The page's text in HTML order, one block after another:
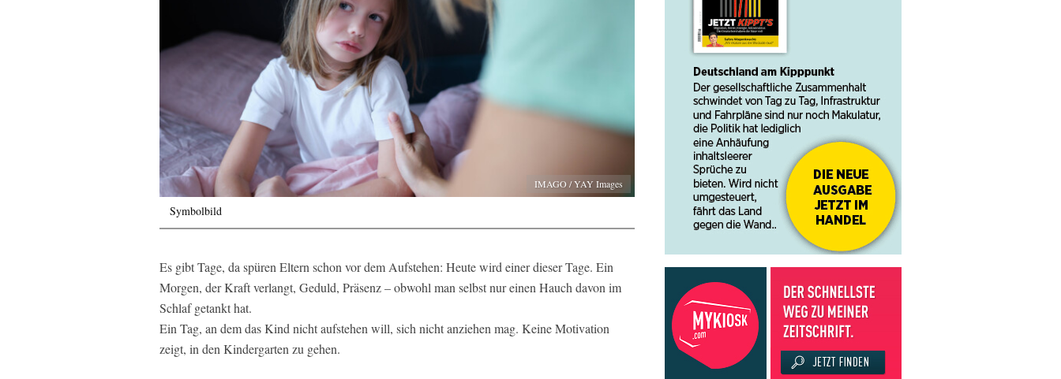
IMAGO / YAY Images
Symbolbild
Es gibt Tage, da spüren Eltern schon vor dem Aufstehen: Heute wird einer dieser Tage. Ein
Morgen, der Kraft verlangt, Geduld, Präsenz – obwohl man selbst nur einen Hauch davon im
Schlaf getankt hat.
Ein Tag, an dem das Kind nicht aufstehen will, sich nicht anziehen mag. Keine Motivation
zeigt, in den Kindergarten zu gehen.